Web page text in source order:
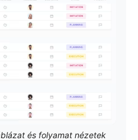
és folyamat nézetek